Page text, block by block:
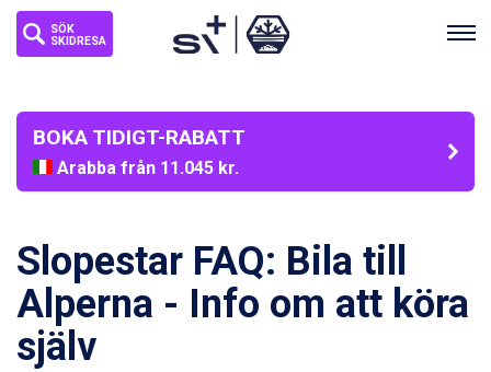
SÖK
SKIDRESA
BOKA TIDIGT-RABATT
Arabba från 11.045 kr.
La Thuile från 7.045 kr.
Passo Tonale från 5.895 kr.
Sölden från 12.995 kr.
Saalbach från 9.445 kr.
Champoluc från 5.945 kr.
Sestriere från 6.945 kr.
Slopestar FAQ: Bila till
Alperna - Info om att köra
själv